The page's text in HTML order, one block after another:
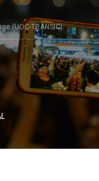
(UOC-TRÀNSIC)